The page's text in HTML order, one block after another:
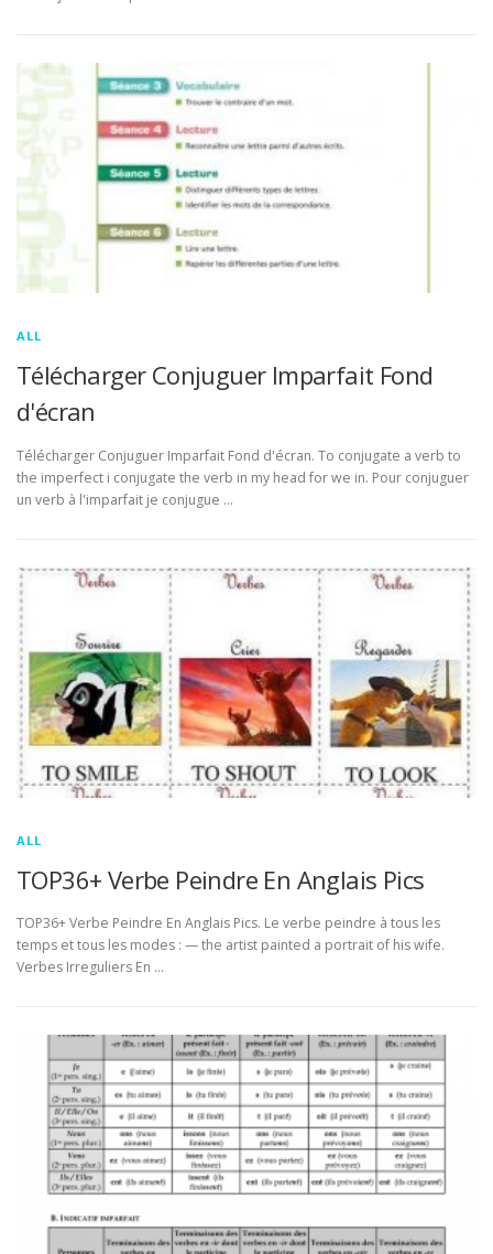
ALL
Télécharger Conjuguer Imparfait Fond
d'écran
Télécharger Conjuguer Imparfait Fond d'écran. To conjugate a verb to
the imperfect i conjugate the verb in my head for we in. Pour conjuguer
un verb à l'imparfait je conjugue …
ALL
TOP36+ Verbe Peindre En Anglais Pics
TOP36+ Verbe Peindre En Anglais Pics. Le verbe peindre à tous les
temps et tous les modes : — the artist painted a portrait of his wife.
Verbes Irreguliers En …